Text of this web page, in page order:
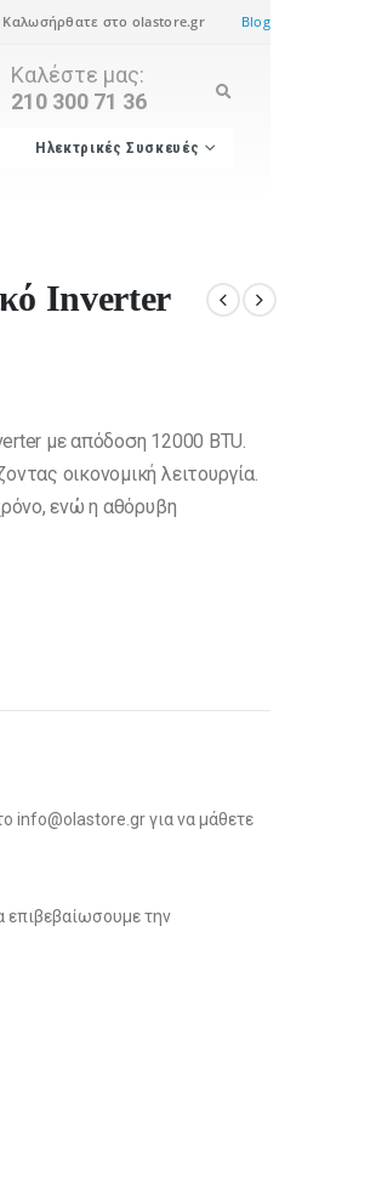
Καλωσήρθατε στο olastore.gr Blog
Καλέστε μας:
210 300 71 36
Ηλεκτρικές Συσκευές
Inverter
με απόδοση 12000 BTU.
οικονομική λειτουργία.
ενώ η αθόρυβη
info@olastore.gr για να μάθετε
επιβεβαίωσουμε την